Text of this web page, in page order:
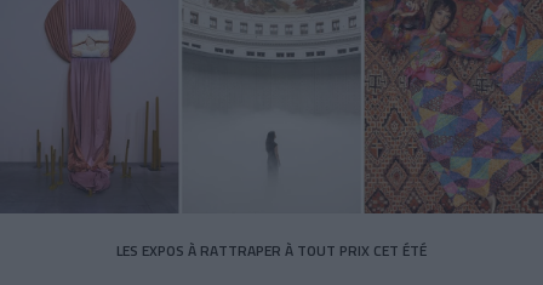
LES EXPOS À RATTRAPER À TOUT PRIX CET ÉTÉ